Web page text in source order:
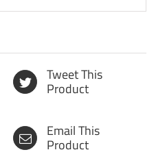
Tweet This
Product
Email This
Product